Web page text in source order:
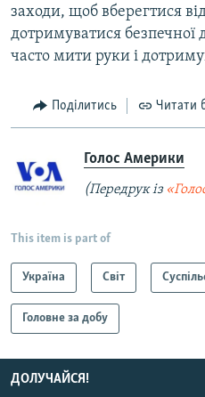
заходи, щоб вберегтися
дотримуватися безпечної
часто мити руки і
Поділитись Читати
Голос Америки
(Передрук із
This item is part of
Україна Світ
Головне за добу
ДОЛУЧАЙСЯ!